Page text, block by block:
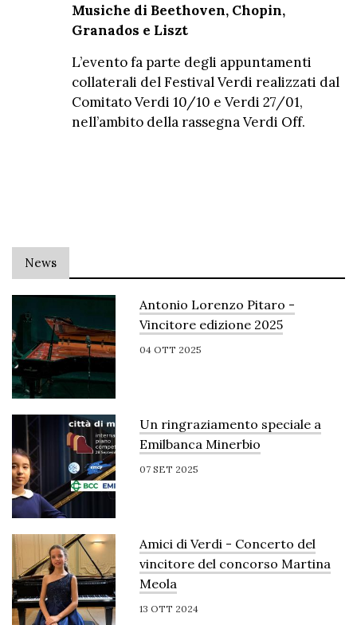
Musiche di Beethoven, Chopin,
Granados e Liszt
L’evento fa parte degli appuntamenti
collaterali del Festival Verdi realizzati dal
Comitato Verdi 10/10 e Verdi 27/01,
nell’ambito della rassegna Verdi Off.
News
Antonio Lorenzo Pitaro -
Vincitore edizione 2025
04 OTT 2025
Un ringraziamento speciale a
Emilbanca Minerbio
07 SET 2025
Amici di Verdi - Concerto del
vincitore del concorso Martina
Meola
13 OTT 2024